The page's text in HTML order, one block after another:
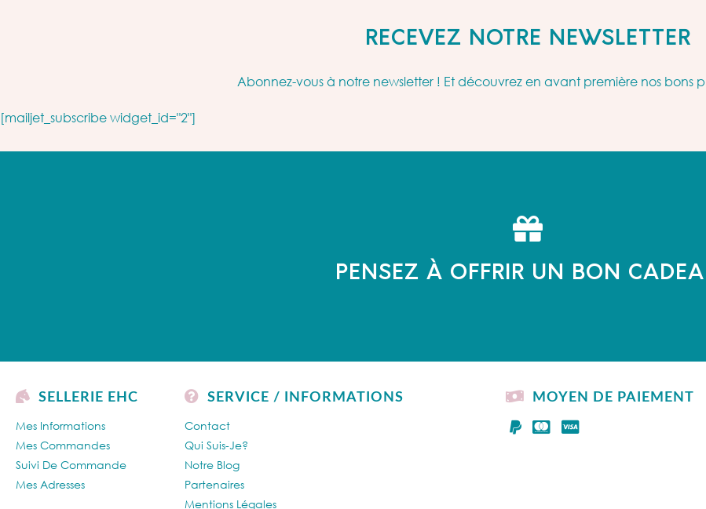
RECEVEZ NOTRE NEWSLETTER
Abonnez-vous à notre newsletter ! Et découvrez en avant première nos bons
[mailjet_subscribe widget_id="2"]
PENSEZ À OFFRIR UN BON
SELLERIE EHC
Mes Informations
Mes Commandes
Suivi De Commande
Mes Adresses
SERVICE / INFORMATIONS
Contact
Qui Suis-Je?
Notre Blog
Partenaires
Mentions Légales
MOYEN DE PAIEMENT